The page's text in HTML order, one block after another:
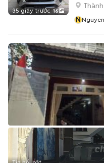
35 giây trước 16
N